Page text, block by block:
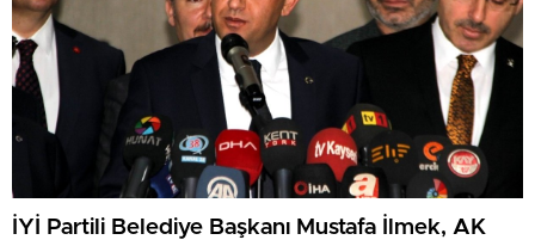
İYİ Partili Belediye Başkanı Mustafa İlmek, AK